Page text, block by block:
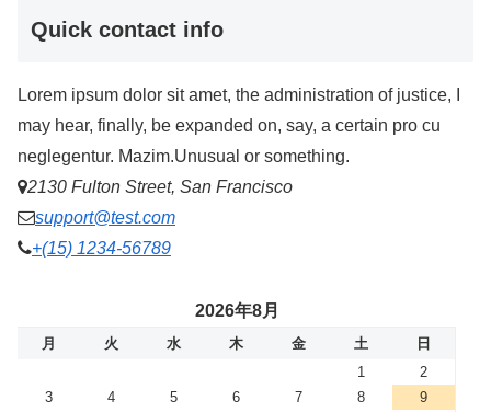
Quick contact info
Lorem ipsum dolor sit amet, the administration of justice, I
may hear, finally, be expanded on, say, a certain pro cu
neglegentur. Mazim.Unusual or something.
2130 Fulton Street, San Francisco
support@test.com
+(15) 1234-56789
2026年8月
月 火 水 木 金 土
日
1
2
3
4 5 6 7 8
9